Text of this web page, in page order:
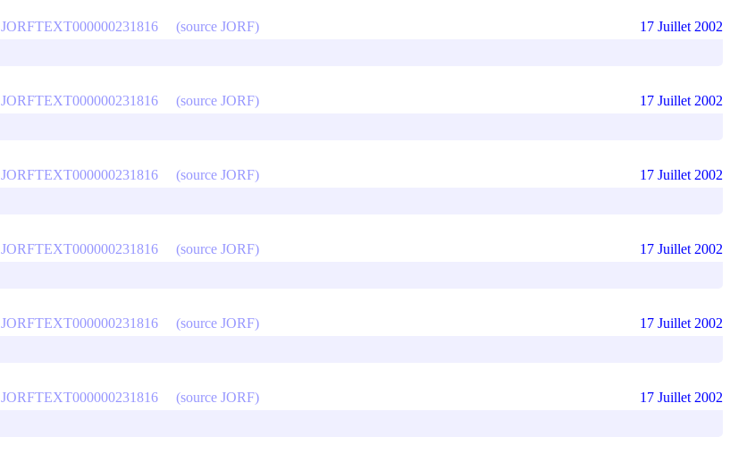
JORFTEXT000000231816 (source JORF) 17 Juillet 2002
JORFTEXT000000231816 (source JORF) 17 Juillet 2002
JORFTEXT000000231816 (source JORF) 17 Juillet 2002
JORFTEXT000000231816 (source JORF) 17 Juillet 2002
JORFTEXT000000231816 (source JORF) 17 Juillet 2002
JORFTEXT000000231816 (source JORF) 17 Juillet 2002